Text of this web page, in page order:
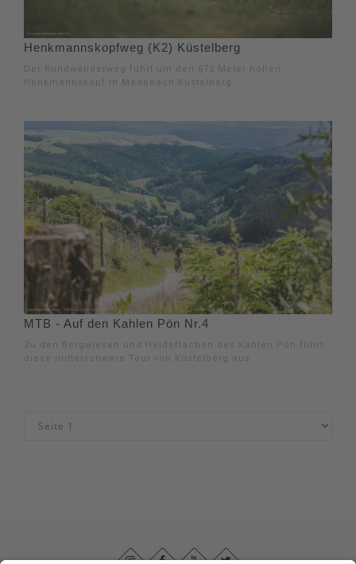
Henkmannskopfweg (K2) Küstelberg
Der Rundwanderweg führt um den 672 Meter hohen
Henkmannskopf in Medebach-Küstelberg.
MTB - Auf den Kahlen Pön Nr.4
Zu den Bergwiesen und Heideflächen des Kahlen Pön führt
diese mittelschwere Tour von Küstelberg aus.